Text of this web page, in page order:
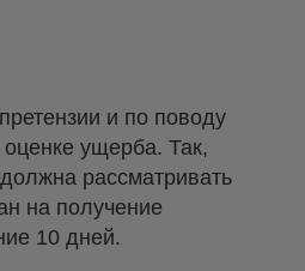
и по поводу
ущерба. Так,
рассматривать
на получение
10 дней.